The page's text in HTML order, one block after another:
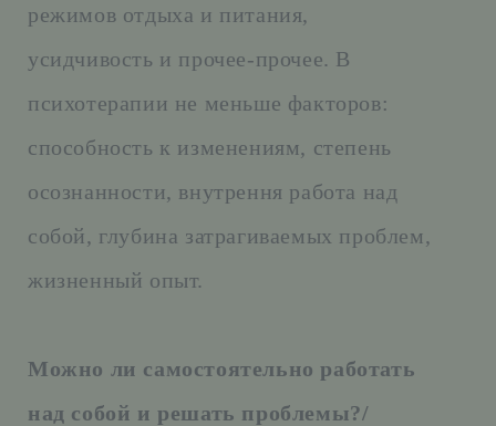
режимов отдыха и питания,
усидчивость и прочее-прочее. В
психотерапии не меньше факторов:
способность к изменениям, степень
осознанности, внутрення работа над
собой, глубина затрагиваемых проблем,
жизненный опыт.
Можно ли самостоятельно работать
над собой и решать проблемы?/